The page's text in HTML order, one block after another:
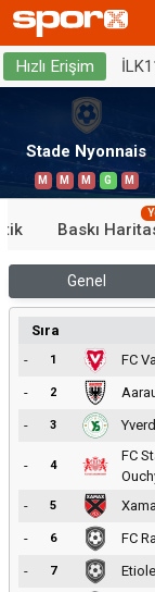
Hızlı Erişim
Stade Nyonnais
M M M G M
Baskı
Genel
Sıra
-
1 FC
-
2
-
3
- 4
FC
- 5
-
6 FC
-
7